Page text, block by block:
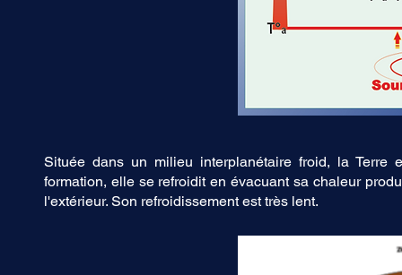
Située dans un milieu interplanétaire froid, la
formation, elle se refroidit en évacuant sa chaleur
l'extérieur. Son refroidissement est très lent.